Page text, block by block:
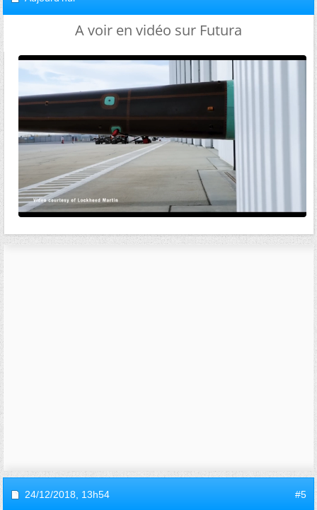
A voir en vidéo sur Futura
24/12/2018, 13h54 #5